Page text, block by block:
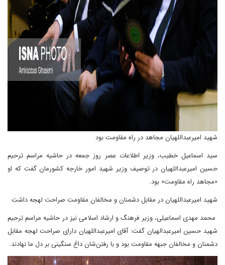
شهید امیرعبداللهیان مجاهد در راه مقاومت بود
سید اسماعیل خطیب، وزیر اطلاعات عصر روز جمعه در حاشیه مراسم ترحیم
حسین امیرعبداللهیان در توصیف وزیر شهید امور خارجه کشورمان گفت که او
«مجاهد راه مقاومت» بود.
شهید امیرعبداللهیان در مقابل دشمنان و مخالفان مقاومت صراحت لهجه داشت
محمد مهدی اسماعیلی، وزیر فرهنگ و ارشاد اسلامی نیز در حاشیه مراسم ترحیم
شهید حسین امیرعبدالهیان گفت: آقای امیرعبداللهیان دارای صراحت لهجه مقابل
دشمنان و مخالفان جبهه مقاومت بود و با رفتن‌شان داغ سنگینی بر دل ما نهادند.